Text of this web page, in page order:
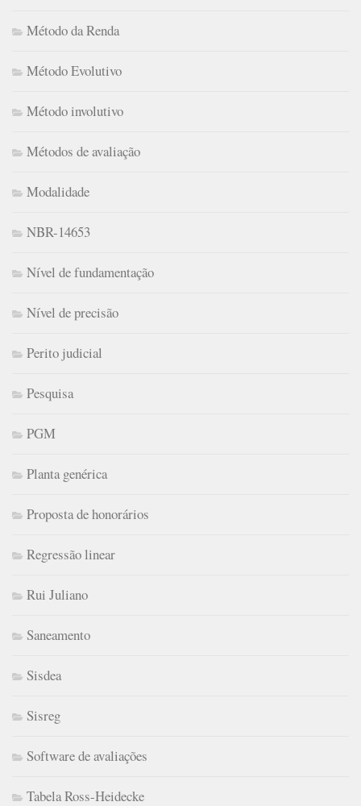
Método da Renda
Método Evolutivo
Método involutivo
Métodos de avaliação
Modalidade
NBR-14653
Nível de fundamentação
Nível de precisão
Perito judicial
Pesquisa
PGM
Planta genérica
Proposta de honorários
Regressão linear
Rui Juliano
Saneamento
Sisdea
Sisreg
Software de avaliações
Tabela Ross-Heidecke